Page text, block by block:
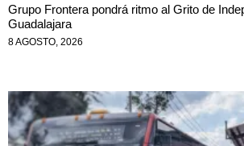
Grupo Frontera pondrá ritmo al Grito de
Guadalajara
8 AGOSTO, 2026